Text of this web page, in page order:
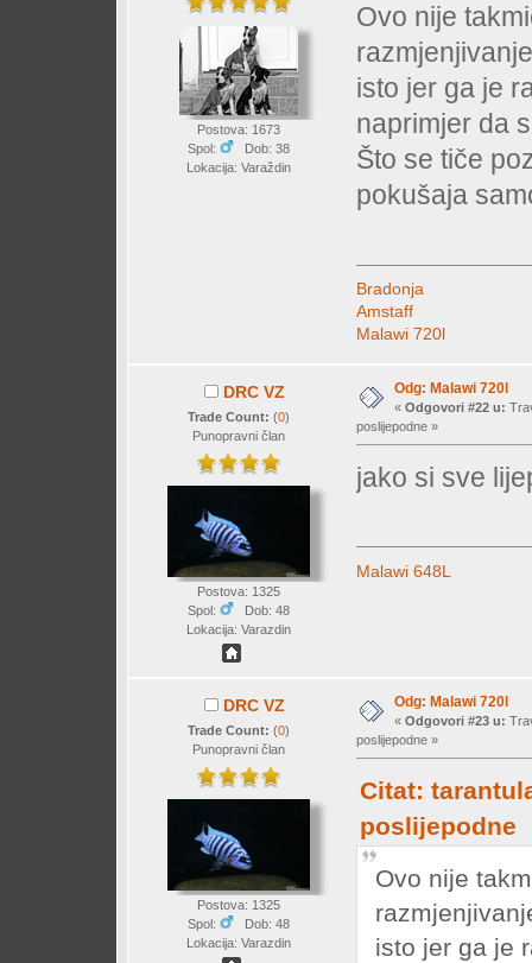
Postova: 1673
Spol:
Dob: 38
Lokacija: Varaždin
Ovo nije
isto jer ga je
naprimjer da
Što se tiče
pokušaja
Bradonja
Amstaff
Malawi 720l
DRC VZ
Trade Count: (0)
Punopravni član
Postova: 1325
Spol:
Dob: 48
Lokacija: Varazdin
Odg: Malawi 720l
« Odgovori #22 u:
poslijepodne »
jako si sve
Malawi 648L
DRC VZ
Trade Count: (0)
Punopravni član
Postova: 1325
Spol:
Dob: 48
Lokacija: Varazdin
Odg: Malawi 720l
« Odgovori #23 u:
poslijepodne »
Citat:
poslijepodne
Ovo nije
isto jer ga je